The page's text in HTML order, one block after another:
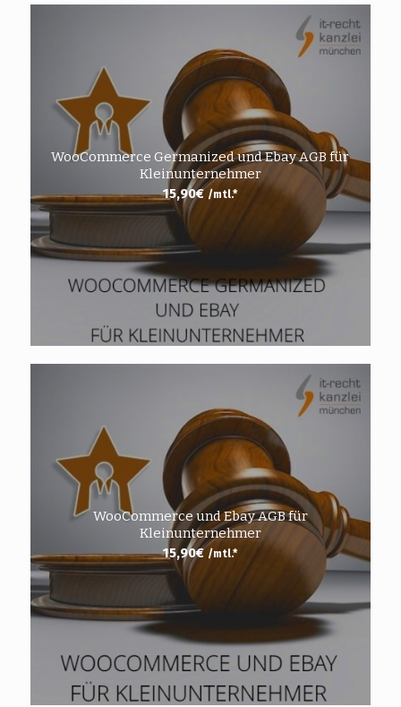
WooCommerce Germanized und Ebay AGB für
Kleinunternehmer
15,90€ /mtl.*
WooCommerce und Ebay AGB für
Kleinunternehmer
15,90€ /mtl.*